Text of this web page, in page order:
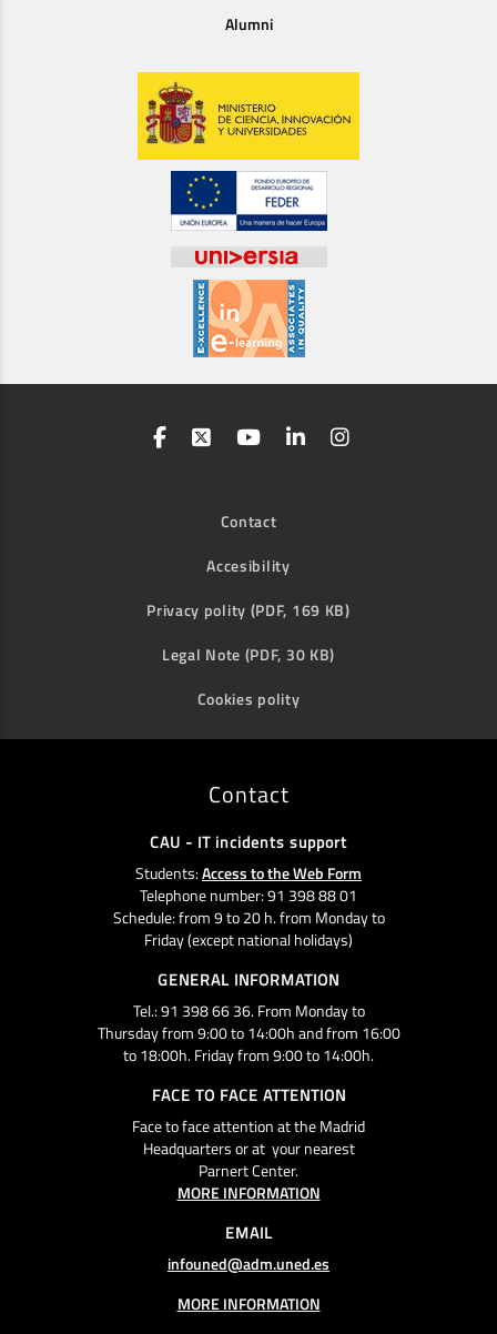
Alumni
Contact
Accesibility
Privacy polity (PDF, 169 KB)
Legal Note (PDF, 30 KB)
Cookies polity
Contact
CAU - IT incidents support
Students:Access to the Web Form
Telephone number: 91 398 88 01
Schedule: from 9 to 20 h. from Monday to
Friday (except national holidays)
GENERAL INFORMATION
Tel.: 91 398 66 36. From Monday to
Thursday from 9:00 to 14:00h and from 16:00
to 18:00h. Friday from 9:00 to 14:00h.
FACE TO FACE ATTENTION
Face to face attention at the Madrid
Headquarters or at your nearest
Parnert Center.
MORE INFORMATION
EMAIL
infouned@adm.uned.es
MORE INFORMATION